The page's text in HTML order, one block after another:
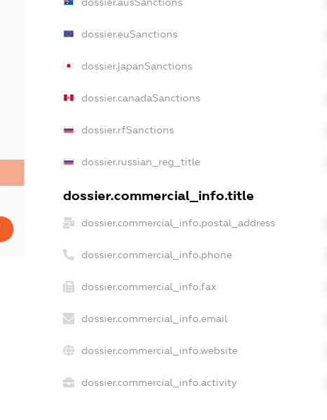
dossier.ausSanctions
dossier.euSanctions
dossier.japanSanctions
dossier.canadaSanctions
dossier.rfSanctions
dossier.russian_reg_title
dossier.commercial_info.title
dossier.commercial_info.postal_address
dossier.commercial_info.phone
dossier.commercial_info.fax
dossier.commercial_info.email
dossier.commercial_info.website
dossier.commercial_info.activity